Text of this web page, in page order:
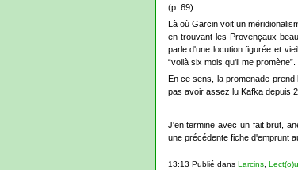
(p. 69).
Là où Garcin voit un
en trouvant les Provençaux
parle d'une locution figurée et
“voilà six mois qu'il me promène”.
En ce sens, la promenade
pas avoir assez lu Kafka depuis
J'en termine avec un fait brut,
une précédente fiche d'emprunt
13:13 Publié dans Larcins,